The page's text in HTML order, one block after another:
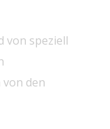
von speziell
den